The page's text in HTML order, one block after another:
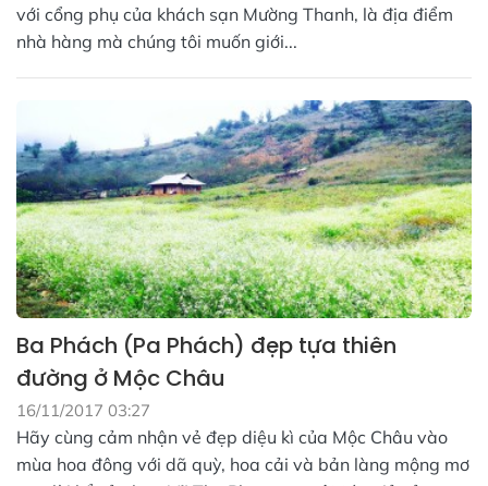
với cổng phụ của khách sạn Mường Thanh, là địa điểm
nhà hàng mà chúng tôi muốn giới...
Ba Phách (Pa Phách) đẹp tựa thiên
đường ở Mộc Châu
16/11/2017 03:27
Hãy cùng cảm nhận vẻ đẹp diệu kì của Mộc Châu vào
mùa hoa đông với dã quỳ, hoa cải và bản làng mộng mơ